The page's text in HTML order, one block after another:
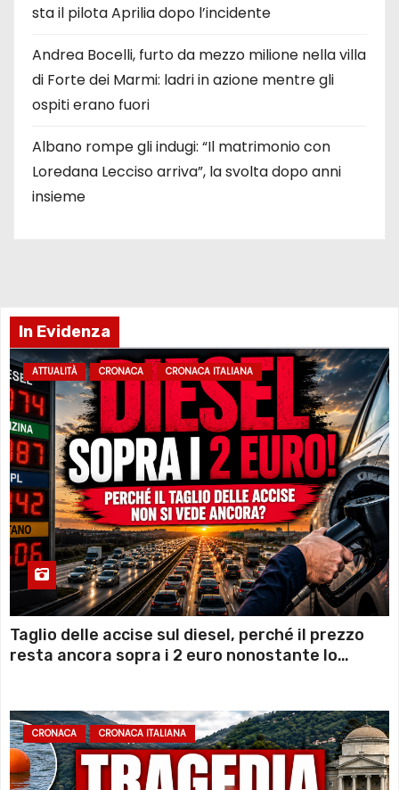
sta il pilota Aprilia dopo l’incidente
Andrea Bocelli, furto da mezzo milione nella villa
di Forte dei Marmi: ladri in azione mentre gli
ospiti erano fuori
Albano rompe gli indugi: “Il matrimonio con
Loredana Lecciso arriva”, la svolta dopo anni
insieme
In Evidenza
ATTUALITÀ CRONACA CRONACA ITALIANA
Taglio delle accise sul diesel, perché il prezzo
resta ancora sopra i 2 euro nonostante lo
CRONACA CRONACA ITALIANA